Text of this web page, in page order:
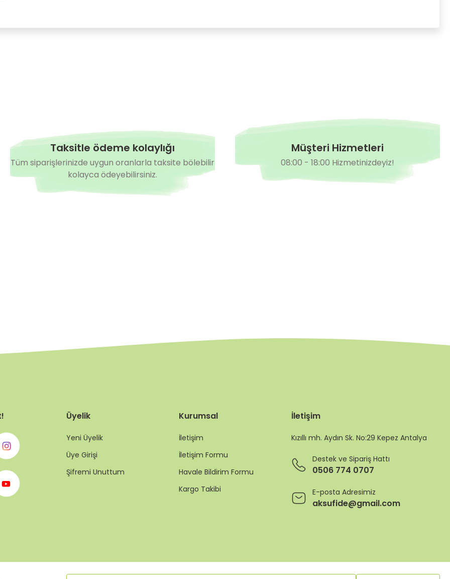
Taksitle ödeme kolaylığı
Tüm siparişlerinizde uygun oranlarla taksite bölebilir
kolayca ödeyebilirsiniz.
Müşteri Hizmetleri
08:00 - 18:00 Hizmetinizdeyiz!
Üyelik
Yeni Üyelik
Üye Girişi
Şifremi Unuttum
Kurumsal
İletişim
İletişim Formu
Havale Bildirim Formu
Kargo Takibi
İletişim
Kızıllı mh. Aydın Sk. No:29 Kepez Antalya
Destek ve Sipariş Hattı
0506 774 0707
E-posta Adresimiz
aksufide@gmail.com